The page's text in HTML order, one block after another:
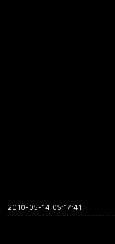
2010-05-14 05:17:41